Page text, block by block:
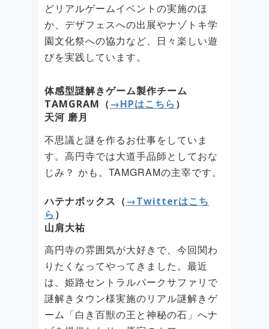
どリアルゲームイベントの実施のほ
か、デザフェスへの出展やナゾトキ学
園文化祭への協力など、日々楽しい遊
びを実践しています。
体感型謎解きゲーム製作チーム
TAMGRAM（→HPはこちら ）
天河 磨月
不思議と謎を作るお仕事をしていま
す。高円寺では大道手品師としておな
じみ？ かも。TAMGRAMの主宰です。
ハテナボックス（→Twitterはこち
ら ）
山肩大祐
高円寺の雰囲気が大好きで、今回関わ
りたくなってやってきました。最近
は、姫路セントラルパークサファリで
謎解きタウン様実施のリアル謎解きゲ
ーム「白き百獣の王と神秘の石」へナ